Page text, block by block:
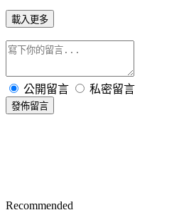
載入更多
公開留言 私密留言
發佈留言
Recommended